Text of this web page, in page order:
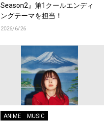
Season2』第1クールエンディ
ングテーマを担当！
2026/6/26
ANIME MUSIC